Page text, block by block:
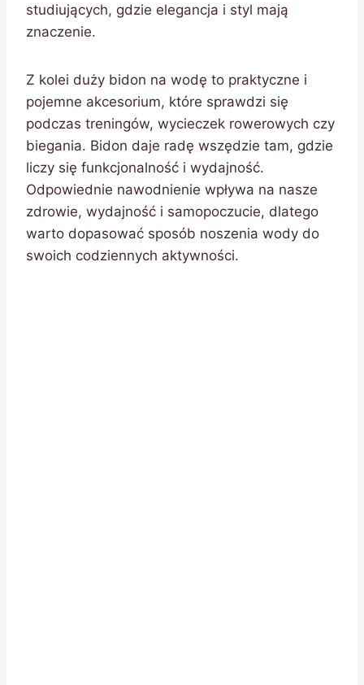
studiujących, gdzie elegancja i styl mają
znaczenie.
Z kolei duży bidon na wodę to praktyczne i
pojemne akcesorium, które sprawdzi się
podczas treningów, wycieczek rowerowych czy
biegania. Bidon daje radę wszędzie tam, gdzie
liczy się funkcjonalność i wydajność.
Odpowiednie nawodnienie wpływa na nasze
zdrowie, wydajność i samopoczucie, dlatego
warto dopasować sposób noszenia wody do
swoich codziennych aktywności.